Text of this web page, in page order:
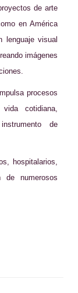
de arte
en América
lenguaje visual
imágenes
procesos
cotidiana,
de
hospitalarios,
de numerosos